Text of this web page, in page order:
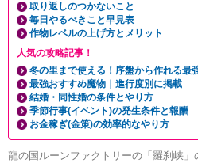
取り返しのつかないこと
毎日やるべきこと早見表
作物レベルの上げ方とメリット
人気の攻略記事！
冬の里まで使える！序盤から作れる最
最強おすすめ魔物｜進行度別に掲載
結婚・同性婚の条件とやり方
季節行事(イベント)の発生条件と報酬
お金稼ぎ(金策)の効率的なやり方
龍の国ルーンファクトリーの「羅刹峡」